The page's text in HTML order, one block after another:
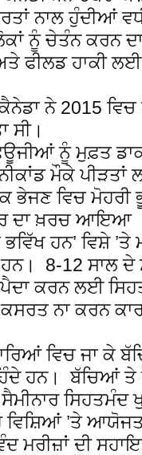
ਨਾਲ ਹੁੰਦੀਆਂ
ਨੂੰ ਚੇਤੰਨ ਕਰਨ
ਫੀਲਡ ਹਾਕੀ
ਨੇ 2015 ਵਿਚ
ਸੀ।
ਨੂੰ ਮੁਫ਼ਤ
ਮੌਕੇ
ਭੇਜਣ ਵਿਚ ਮੋਹਰੀ
ਦਾ ਖ਼ਰਚ ਆਇਆ
ਭਵਿੱਖ ਹਨ’ ਵਿਸ਼ੇ
8-12 ਸਾਲ ਦੇ
ਕਰਨ ਲਈ
ਨਾ ਕਰਨ
ਵਿਚ ਜਾ ਕੇ
ਹਨ। ਬੱਚਿਆਂ ਤੇ
ਸਿਹਤਮੰਦ
’ਤੇ
ਮਰੀਜ਼ਾਂ ਦੀ